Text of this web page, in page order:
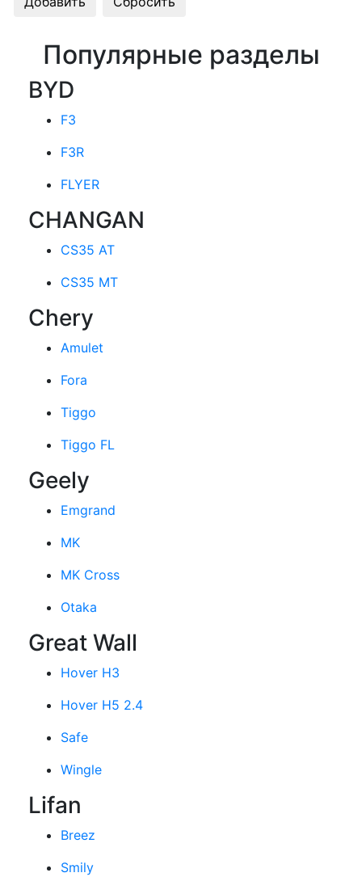
Популярные разделы
BYD
F3
F3R
FLYER
CHANGAN
CS35 AT
CS35 MT
Chery
Amulet
Fora
Tiggo
Tiggo FL
Geely
Emgrand
MK
MK Cross
Otaka
Great Wall
Hover H3
Hover H5 2.4
Safe
Wingle
Lifan
Breez
Smily